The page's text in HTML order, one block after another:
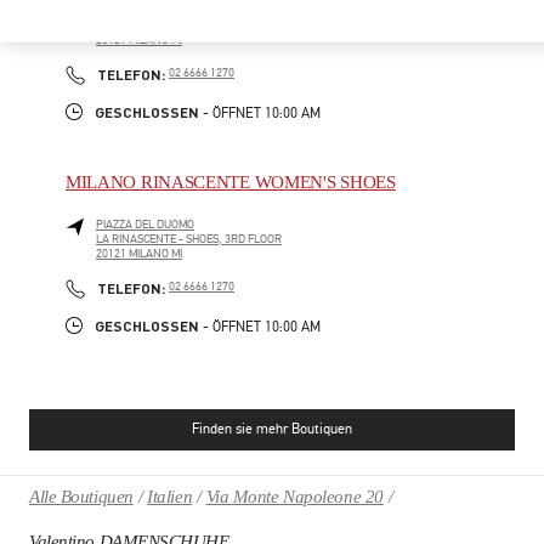
20121 MILANO MI
TELEFON: PHONE
02 6666 1270
GESCHLOSSEN - ÖFFNET 10:00 AM
MILANO RINASCENTE WOMEN'S SHOES
PIAZZA DEL DUOMO
LA RINASCENTE - SHOES, 3RD FLOOR
20121 MILANOMI
TELEFON: PHONE
02 6666 1270
GESCHLOSSEN - ÖFFNET 10:00 AM
Finden sie mehr Boutiquen
Alle Boutiquen Italien Via Monte Napoleone 20